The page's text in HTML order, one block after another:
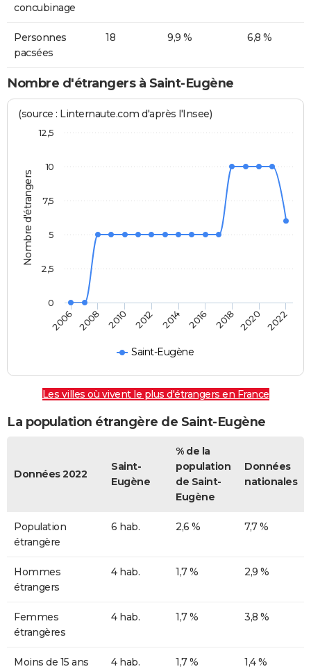
concubinage
Personnes
pacsées
18 9,9 % 6,8 %
Nombre d'étrangers à Saint-Eugène
Nombre d'étrangers
(source : Linternaute.com d'après l'Insee)
Saint-Eugène
2006 2008 2010 2012 2014 2016 2018 2020 2022
0
2,5
5
7,5
10
12,5
Les villes où vivent le plus d'étrangers en France
La population étrangère de Saint-Eugène
Données 2022
Saint-
Eugène
% de la
population
de Saint-
Eugène
Données
nationales
Population
étrangère
6 hab. 2,6 % 7,7 %
Hommes
étrangers
4 hab. 1,7 % 2,9 %
Femmes
étrangères
4 hab. 1,7 % 3,8 %
Moins de 15 ans
4 hab. 1,7 % 1,4 %